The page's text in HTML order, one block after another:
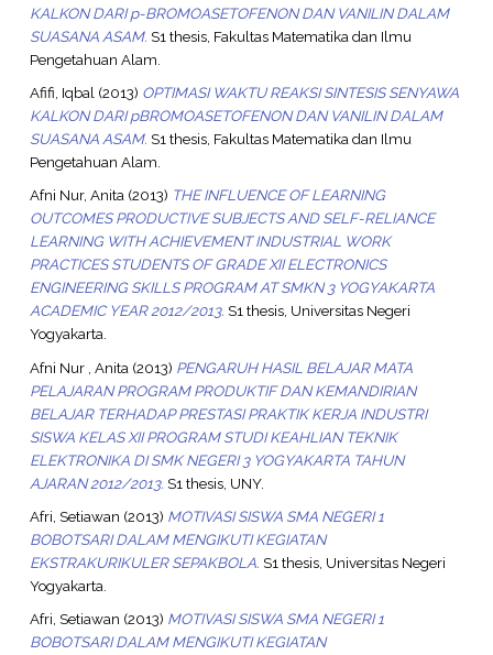
KALKON DARI p-BROMOASETOFENON DAN VANILIN DALAM
SUASANA ASAM. S1 thesis, Fakultas Matematika dan Ilmu
Pengetahuan Alam.
Afifi, Iqbal (2013) OPTIMASI WAKTU REAKSI SINTESIS SENYAWA
KALKON DARI pBROMOASETOFENON DAN VANILIN DALAM
SUASANA ASAM. S1 thesis, Fakultas Matematika dan Ilmu
Pengetahuan Alam.
Afni Nur, Anita(2013) THE INFLUENCE OF LEARNING
OUTCOMES PRODUCTIVE SUBJECTS AND SELF-RELIANCE
LEARNING WITH ACHIEVEMENT INDUSTRIAL WORK
PRACTICES STUDENTS OF GRADE XII ELECTRONICS
ENGINEERING SKILLS PROGRAM AT SMKN 3 YOGYAKARTA
ACADEMIC YEAR 2012/2013. S1 thesis, Universitas Negeri
Yogyakarta.
Afni Nur , Anita (2013) PENGARUH HASIL BELAJAR MATA
PELAJARAN PROGRAM PRODUKTIF DAN KEMANDIRIAN
BELAJAR TERHADAP PRESTASI PRAKTIK KERJA INDUSTRI
SISWA KELAS XII PROGRAM STUDI KEAHLIAN TEKNIK
ELEKTRONIKA DI SMK NEGERI 3 YOGYAKARTA TAHUN
AJARAN 2012/2013. S1 thesis, UNY.
Afri, Setiawan (2013) MOTIVASI SISWA SMA NEGERI 1
BOBOTSARI DALAM MENGIKUTI KEGIATAN
EKSTRAKURIKULER SEPAKBOLA. S1 thesis, Universitas Negeri
Yogyakarta.
Afri, Setiawan (2013) MOTIVASI SISWA SMA NEGERI 1
BOBOTSARI DALAM MENGIKUTI KEGIATAN